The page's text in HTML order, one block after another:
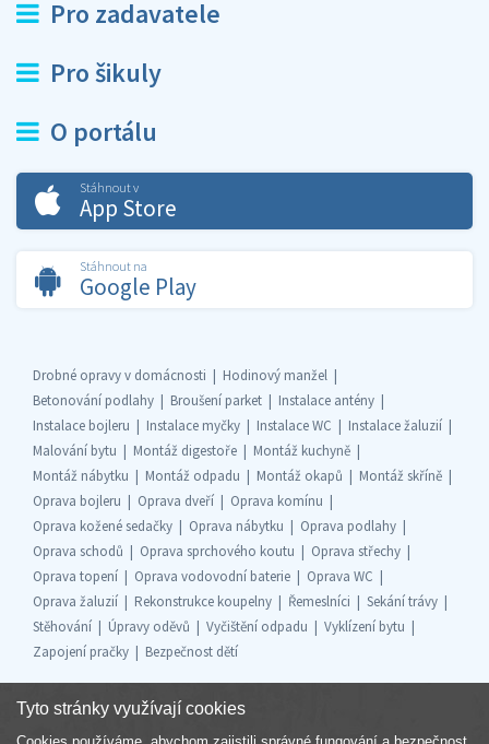
Pro zadavatele
Pro šikuly
O portálu
Stáhnout v
App Store
Stáhnout na
Google Play
Drobné opravy v domácnosti
Hodinový manžel
Betonování podlahy
Broušení parket
Instalace antény
Instalace bojleru
Instalace myčky Instalace WC
Instalace žaluzií
Malování bytu
Montáž digestoře
Montáž kuchyně
Montáž nábytku
Montáž odpadu Montáž okapů
Montáž skříně
Oprava bojleru
Oprava dveří
Oprava komínu
Oprava kožené sedačky
Oprava nábytku
Oprava podlahy
Oprava schodů
Oprava sprchového koutu
Oprava střechy
Oprava topení
Oprava vodovodní baterie
Oprava WC
Oprava žaluzií
Rekonstrukce koupelny Řemeslníci
Sekání trávy
Stěhování
Úpravy oděvů Vyčištění odpadu
Vyklízení bytu
Zapojení pračky
Bezpečnost dětí
Tyto stránky využívají cookies